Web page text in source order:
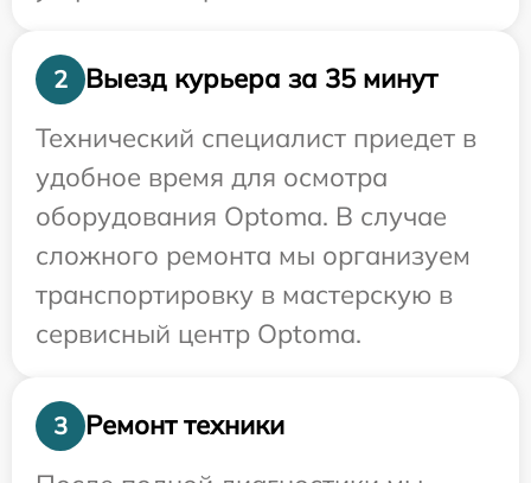
2
Выезд курьера за 35 минут
Технический специалист приедет в
удобное время для осмотра
оборудования Optoma. В случае
сложного ремонта мы организуем
транспортировку в мастерскую в
сервисный центр Optoma.
3
Ремонт техники